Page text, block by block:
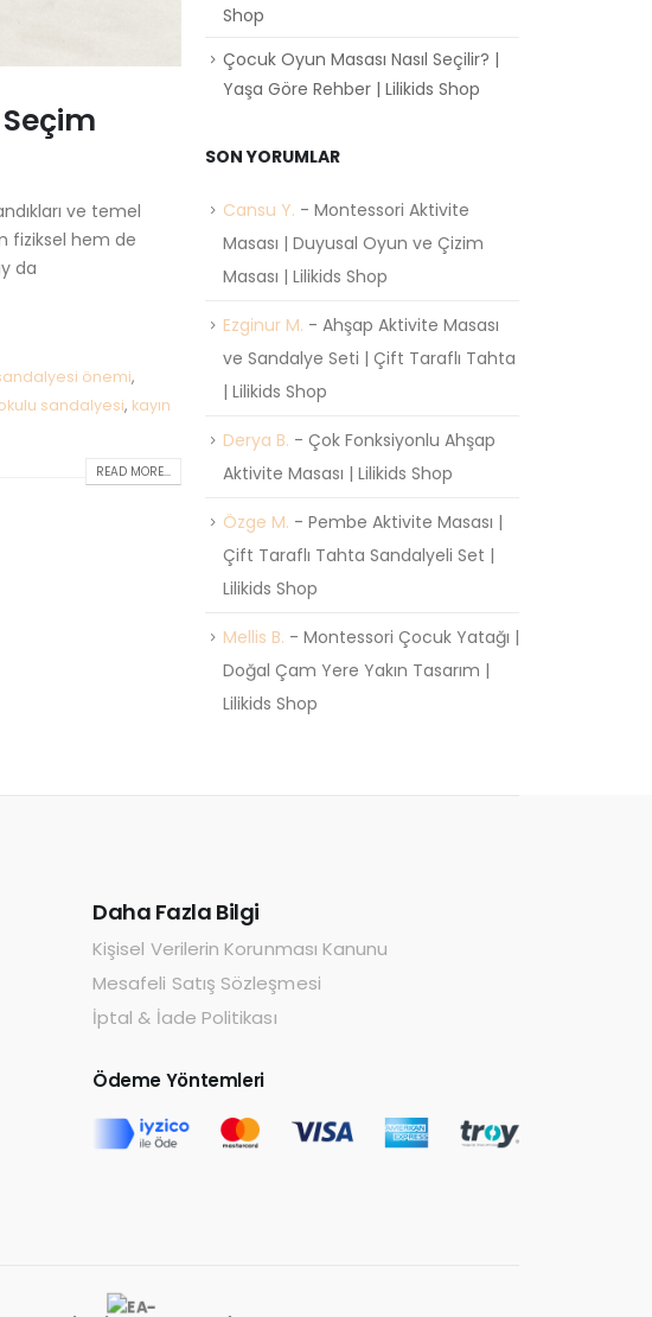
ve temel
fiziksel hem de
da
önemi,
sandalyesi, kayın
READ MORE...
Shop
Çocuk Oyun Masası Nasıl Seçilir? |
Yaşa Göre Rehber | Lilikids Shop
SON YORUMLAR
Cansu Y. - Montessori Aktivite
Masası | Duyusal Oyun ve Çizim
Masası | Lilikids Shop
Ezginur M. - Ahşap Aktivite Masası
ve Sandalye Seti | Çift Taraflı Tahta
| Lilikids Shop
Derya B. - Çok Fonksiyonlu Ahşap
Aktivite Masası | Lilikids Shop
Özge M. - Pembe Aktivite Masası |
Çift Taraflı Tahta Sandalyeli Set |
Lilikids Shop
Mellis B. - Montessori Çocuk Yatağı |
Doğal Çam Yere Yakın Tasarım |
Lilikids Shop
Daha Fazla Bilgi
Kişisel Verilerin Korunması Kanunu
Mesafeli Satış Sözleşmesi
İptal & İade Politikası
Ödeme Yöntemleri